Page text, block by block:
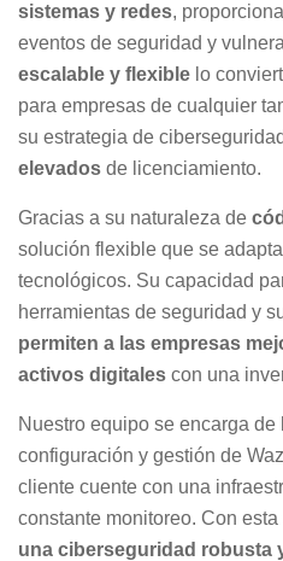
sistemas y redes,
eventos de seguridad y
escalable y flexible lo
para empresas de cualquier
su estrategia de ciberseguridad
elevados de licenciamiento.
Gracias a su naturaleza de
solución flexible que se
tecnológicos. Su capacidad
herramientas de seguridad y
permiten a las empresas
activos digitales con una
Nuestro equipo se encarga
configuración y gestión de
cliente cuente con una
constante monitoreo. Con
una ciberseguridad robusta